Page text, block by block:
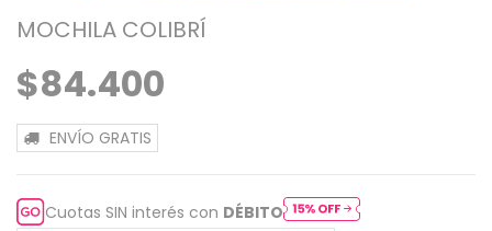
MOCHILA COLIBRÍ
$84.400
ENVÍO GRATIS
Cuotas SIN interés con DÉBITO